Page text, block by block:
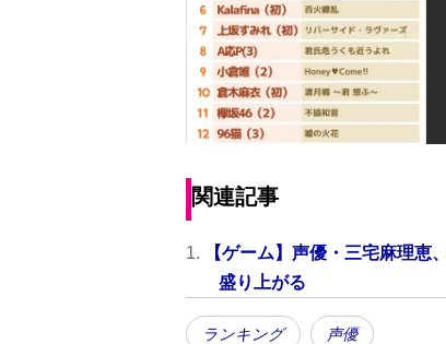
関連記事
【ゲーム】声優・三宅麻理
盛り上がる
ランキング 声優